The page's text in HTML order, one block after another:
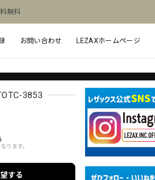
無料
お問い合わせ LEZAXホームページ
3853
ります。
する